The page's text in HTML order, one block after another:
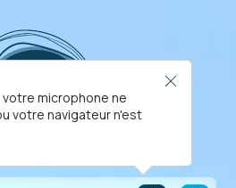
microphone ne
votre navigateur n'est